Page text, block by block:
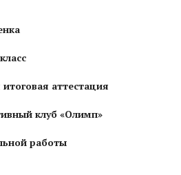
аттестация
клуб «Олимп»
работы